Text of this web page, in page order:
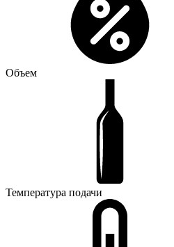
Объем
Температура подачи